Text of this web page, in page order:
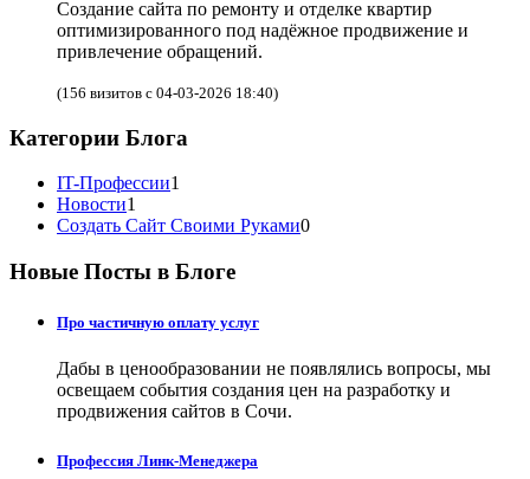
Создание сайта по ремонту и отделке квартир
оптимизированного под надёжное продвижение и
привлечение обращений.
(156 визитов с 04-03-2026 18:40)
Категории Блога
IT-Профессии1
Новости1
Создать Сайт Своими Руками0
Новые Посты в Блоге
Про частичную оплату услуг
Дабы в ценообразовании не появлялись вопросы, мы
освещаем события создания цен на разработку и
продвижения сайтов в Сочи.
Профессия Линк-Менеджера